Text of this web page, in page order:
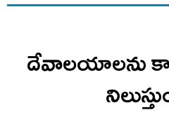
దేవాలయాలను